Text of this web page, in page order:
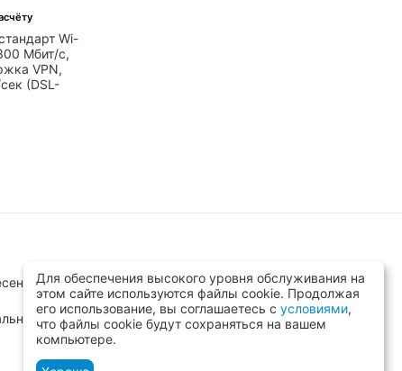
Wi-
Мбит/с,
VPN,
(DSL-
ул.Заводская д.8 стр.1
Для обеспечения высокого уровня обслуживания на
этом сайте используются файлы cookie. Продолжая
его использование, вы соглашаетесь с условиями,
что файлы cookie будут сохраняться на вашем
компьютере.